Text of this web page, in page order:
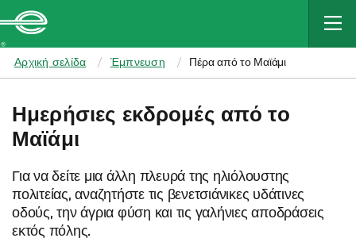
MAIN
CONTENT
Enterprise
Αρχική σελίδα Έμπνευση Πέρα από το Μαϊάμι
Ημερήσιες εκδρομές από το
Μαϊάμι
Για να δείτε μια άλλη πλευρά της ηλιόλουστης
πολιτείας, αναζητήστε τις βενετσιάνικες υδάτινες
οδούς, την άγρια φύση και τις γαλήνιες αποδράσεις
εκτός πόλης.